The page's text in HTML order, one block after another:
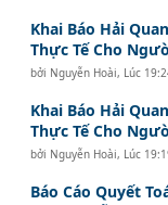
Khai Báo Hải
Thực Tế Cho
bởi Nguyễn Hoài, Lúc
Khai Báo Hải
Thực Tế Cho
bởi Nguyễn Hoài, Lúc
Báo Cáo Quyết